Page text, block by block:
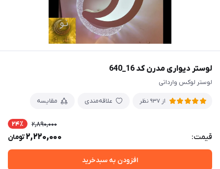
لوستر دیواری مدرن کد 16_640
لوستر لوکس وارداتی
از 937 نظر علاقه‌مندی مقایسه
قیمت:
2,890,000 24٪
2,220,000تومان
افزودن به سبدخرید